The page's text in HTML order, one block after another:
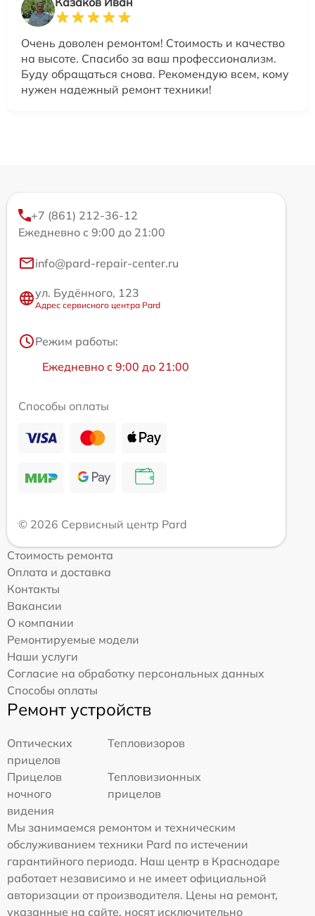
Очень доволен ремонтом! Стоимость и качество
на высоте. Спасибо за ваш профессионализм.
Буду обращаться снова. Рекомендую всем, кому
нужен надежный ремонт техники!
+7 (861) 212-36-12
Ежедневно с 9:00 до 21:00
info@pard-repair-center.ru
ул. Будённого, 123
Адрес сервисного центра Pard
Режим работы:
Ежедневно с 9:00 до 21:00
Способы оплаты
© 2026 Сервисный центр Pard
Стоимость ремонта
Оплата и доставка
Контакты
Вакансии
О компании
Ремонтируемые модели
Наши услуги
Согласие на обработку персональных данных
Способы оплаты
Ремонт устройств
Оптических
прицелов
Тепловизоров
Прицелов
ночного
видения
Тепловизионных
прицелов
Мы занимаемся ремонтом и техническим
обслуживанием техники Pard по истечении
гарантийного периода. Наш центр в Краснодаре
работает независимо и не имеет официальной
авторизации от производителя. Цены на ремонт,
указанные на сайте, носят исключительно